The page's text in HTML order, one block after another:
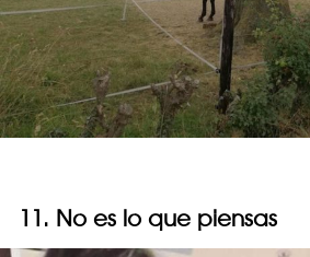
11. No es lo que piensas